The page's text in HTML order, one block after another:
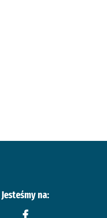
Jesteśmy na: